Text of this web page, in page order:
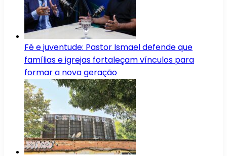
Fé e juventude: Pastor Ismael defende que
famílias e igrejas fortaleçam vínculos para
formar a nova geração